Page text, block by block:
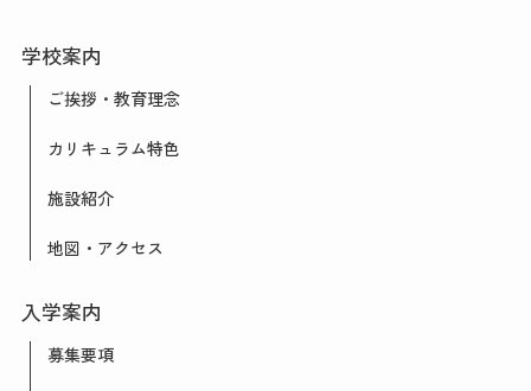
学校案内
ご挨拶・教育理念
カリキュラム特色
施設紹介
地図・アクセス
入学案内
募集要項